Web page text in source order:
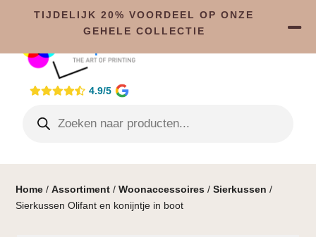
4.9/5
Home /Assortiment /Woonaccessoires /Sierkussen /
Sierkussen Olifant en konijntje in boot
TIJDELIJK 20% VOORDEEL OP ONZE
GEHELE COLLECTIE